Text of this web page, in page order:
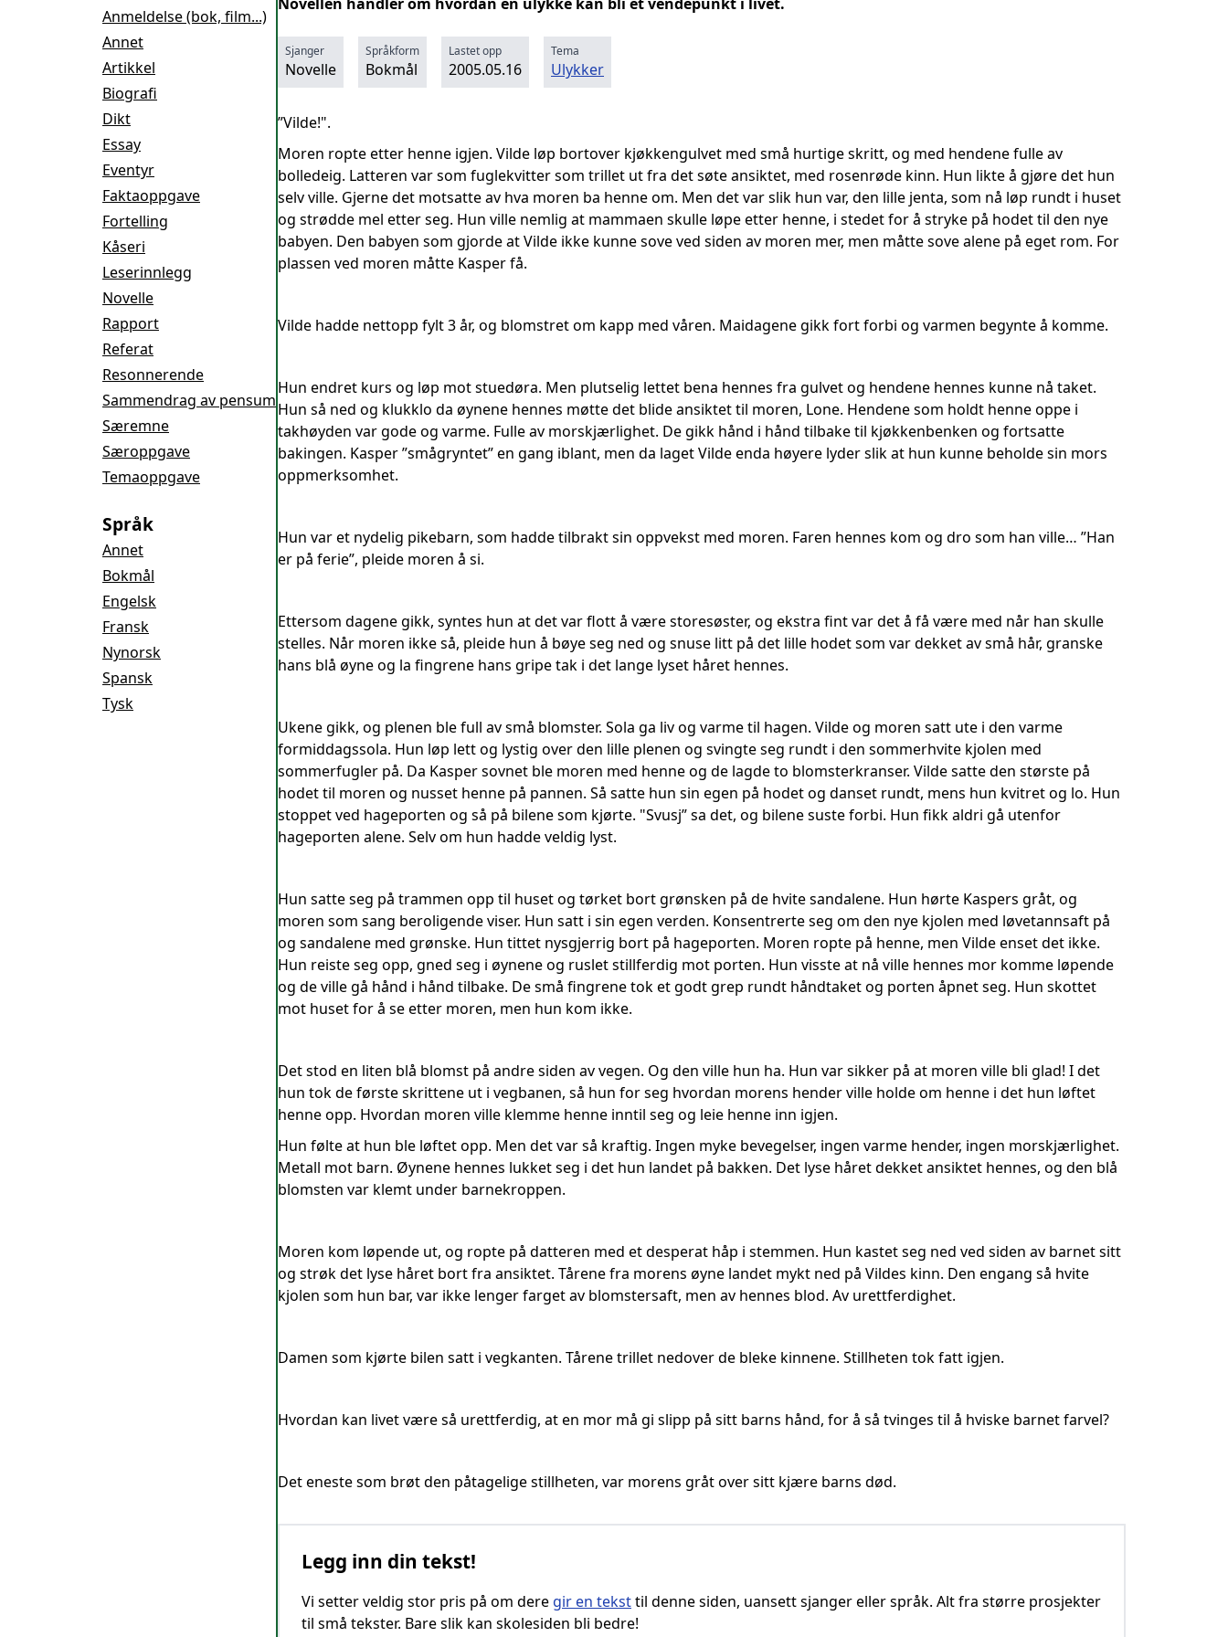
Anmeldelse (bok, film...)
Annet
Artikkel
Biografi
Dikt
Essay
Eventyr
Faktaoppgave
Fortelling
Kåseri
Leserinnlegg
Novelle
Rapport
Referat
Resonnerende
Sammendrag av pensum
Særemne
Særoppgave
Temaoppgave
Språk
Annet
Bokmål
Engelsk
Fransk
Nynorsk
Spansk
Tysk
Sjanger
Novelle
Språkform
Bokmål
Lastet opp
2005.05.16
Tema
Ulykker
”Vilde!".
Moren ropte etter henne igjen. Vilde løp bortover kjøkkengulvet med små hurtige skritt, og med hendene fulle av
bolledeig. Latteren var som fuglekvitter som trillet ut fra det søte ansiktet, med rosenrøde kinn. Hun likte å gjøre det hun
selv ville. Gjerne det motsatte av hva moren ba henne om. Men det var slik hun var, den lille jenta, som nå løp rundt i huset
og strødde mel etter seg. Hun ville nemlig at mammaen skulle løpe etter henne, i stedet for å stryke på hodet til den nye
babyen. Den babyen som gjorde at Vilde ikke kunne sove ved siden av moren mer, men måtte sove alene på eget rom. For
plassen ved moren måtte Kasper få.
Vilde hadde nettopp fylt 3 år, og blomstret om kapp med våren. Maidagene gikk fort forbi og varmen begynte å komme.
Hun endret kurs og løp mot stuedøra. Men plutselig lettet bena hennes fra gulvet og hendene hennes kunne nå taket.
Hun så ned og klukklo da øynene hennes møtte det blide ansiktet til moren, Lone. Hendene som holdt henne oppe i
takhøyden var gode og varme. Fulle av morskjærlighet. De gikk hånd i hånd tilbake til kjøkkenbenken og fortsatte
bakingen. Kasper ”smågryntet” en gang iblant, men da laget Vilde enda høyere lyder slik at hun kunne beholde sin mors
oppmerksomhet.
Hun var et nydelig pikebarn, som hadde tilbrakt sin oppvekst med moren. Faren hennes kom og dro som han ville… ”Han
er på ferie”, pleide moren å si.
Ettersom dagene gikk, syntes hun at det var flott å være storesøster, og ekstra fint var det å få være med når han skulle
stelles. Når moren ikke så, pleide hun å bøye seg ned og snuse litt på det lille hodet som var dekket av små hår, granske
hans blå øyne og la fingrene hans gripe tak i det lange lyset håret hennes.
Ukene gikk, og plenen ble full av små blomster. Sola ga liv og varme til hagen. Vilde og moren satt ute i den varme
formiddagssola. Hun løp lett og lystig over den lille plenen og svingte seg rundt i den sommerhvite kjolen med
sommerfugler på. Da Kasper sovnet ble moren med henne og de lagde to blomsterkranser. Vilde satte den største på
hodet til moren og nusset henne på pannen. Så satte hun sin egen på hodet og danset rundt, mens hun kvitret og lo. Hun
stoppet ved hageporten og så på bilene som kjørte. "Svusj” sa det, og bilene suste forbi. Hun fikk aldri gå utenfor
hageporten alene. Selv om hun hadde veldig lyst.
Hun satte seg på trammen opp til huset og tørket bort grønsken på de hvite sandalene. Hun hørte Kaspers gråt, og
moren som sang beroligende viser. Hun satt i sin egen verden. Konsentrerte seg om den nye kjolen med løvetannsaft på
og sandalene med grønske. Hun tittet nysgjerrig bort på hageporten. Moren ropte på henne, men Vilde enset det ikke.
Hun reiste seg opp, gned seg i øynene og ruslet stillferdig mot porten. Hun visste at nå ville hennes mor komme løpende
og de ville gå hånd i hånd tilbake. De små fingrene tok et godt grep rundt håndtaket og porten åpnet seg. Hun skottet
mot huset for å se etter moren, men hun kom ikke.
Det stod en liten blå blomst på andre siden av vegen. Og den ville hun ha. Hun var sikker på at moren ville bli glad! I det
hun tok de første skrittene ut i vegbanen, så hun for seg hvordan morens hender ville holde om henne i det hun løftet
henne opp. Hvordan moren ville klemme henne inntil seg og leie henne inn igjen.
Hun følte at hun ble løftet opp. Men det var så kraftig. Ingen myke bevegelser, ingen varme hender, ingen morskjærlighet.
Metall mot barn. Øynene hennes lukket seg i det hun landet på bakken. Det lyse håret dekket ansiktet hennes, og den blå
blomsten var klemt under barnekroppen.
Moren kom løpende ut, og ropte på datteren med et desperat håp i stemmen. Hun kastet seg ned ved siden av barnet sitt
og strøk det lyse håret bort fra ansiktet. Tårene fra morens øyne landet mykt ned på Vildes kinn. Den engang så hvite
kjolen som hun bar, var ikke lenger farget av blomstersaft, men av hennes blod. Av urettferdighet.
Damen som kjørte bilen satt i vegkanten. Tårene trillet nedover de bleke kinnene. Stillheten tok fatt igjen.
Hvordan kan livet være så urettferdig, at en mor må gi slipp på sitt barns hånd, for å så tvinges til å hviske barnet farvel?
Det eneste som brøt den påtagelige stillheten, var morens gråt over sitt kjære barns død.
Legg inn din tekst!
Vi setter veldig stor pris på om dere gir en teksttil denne siden, uansett sjanger eller språk. Alt fra større prosjekter
til små tekster. Bare slik kan skolesiden bli bedre!